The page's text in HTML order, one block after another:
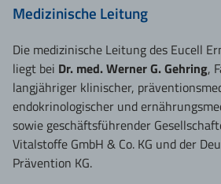
Medizinische Leitung
Die medizinische Leitung des Eucell
liegt bei Dr. med. Werner G. Gehring,
langjähriger klinischer,
endokrinologischer und
sowie geschäftsführender
Vitalstoffe GmbH & Co. KG und der
Prävention KG.